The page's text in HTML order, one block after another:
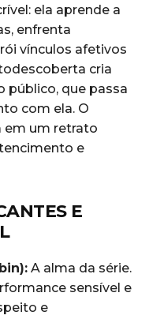
ela aprende a
enfrenta
vínculos afetivos
cria
público, que passa
com ela. O
em um retrato
e
E
A alma da série.
sensível e
e